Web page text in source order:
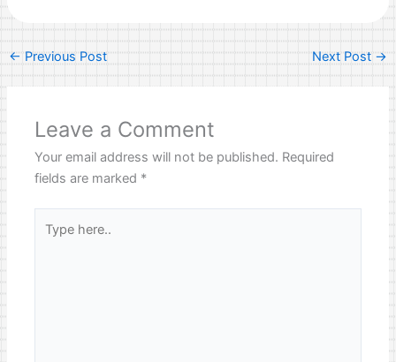
←Previous Post Next Post→
Leave a Comment
Your email address will not be published. Required
fields are marked *
here..